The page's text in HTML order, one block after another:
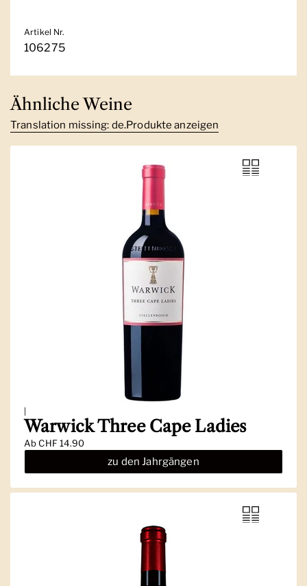
Artikel Nr.
106275
Ähnliche Weine
Translation missing: de.Produkte anzeigen
|
Warwick Three Cape Ladies
AbCHF 14.90
zu den Jahrgängen